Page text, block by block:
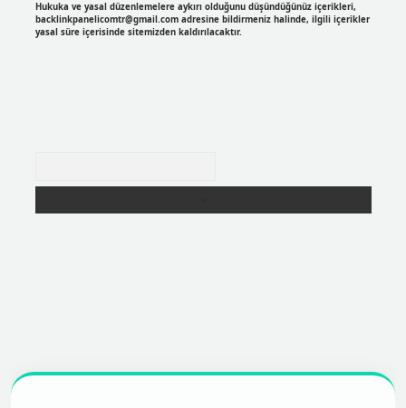
Hukuka ve yasal düzenlemelere aykırı olduğunu düşündüğünüz içerikleri,
backlinkpanelicomtr@gmail.comadresine bildirmeniz halinde, ilgili içerikler
yasal süre içerisinde sitemizden kaldırılacaktır.